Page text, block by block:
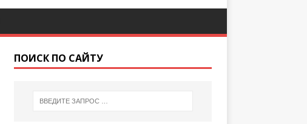
ПОИСК ПО САЙТУ